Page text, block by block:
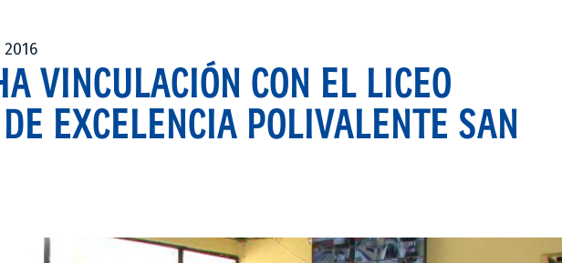
VINCULACIÓN CON EL LICEO
EXCELENCIA POLIVALENTE SAN